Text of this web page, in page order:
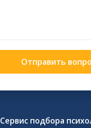
Отправить
Сервис подбора